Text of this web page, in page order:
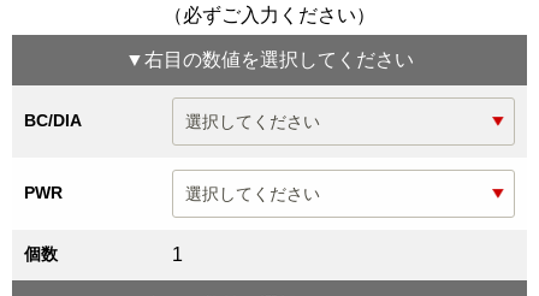
（必ずご入力ください）
▼右目 の数値を選択してください
BC/DIA
PWR
個数 1